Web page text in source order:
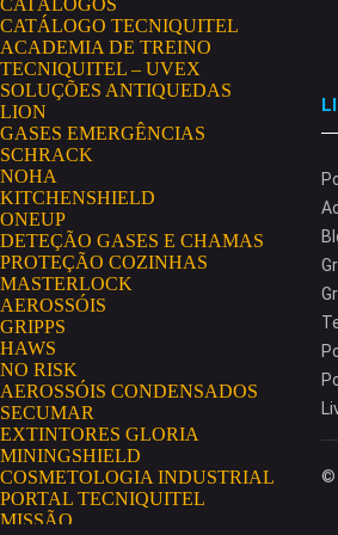
CATÁLOGOS
CATÁLOGO TECNIQUITEL
ACADEMIA DE TREINO
TECNIQUITEL – UVEX
SOLUÇÕES ANTIQUEDAS
LION
GASES EMERGÊNCIAS
SCHRACK
NOHA
KITCHENSHIELD
ONEUP
DETEÇÃO GASES E CHAMAS
PROTEÇÃO COZINHAS
MASTERLOCK
AEROSSÓIS
GRIPPS
HAWS
NO RISK
AEROSSÓIS CONDENSADOS
SECUMAR
EXTINTORES GLORIA
MININGSHIELD
COSMETOLOGIA INDUSTRIAL
PORTAL TECNIQUITEL
MISSÃO
©